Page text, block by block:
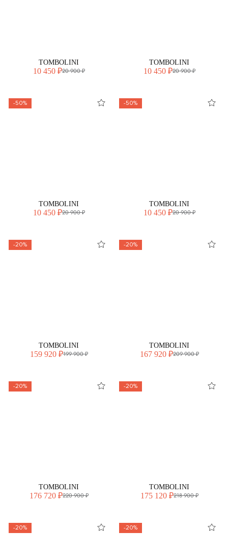
TOMBOLINI
10 450 ₽20 900 ₽
TOMBOLINI
10 450 ₽20 900 ₽
-50%
TOMBOLINI
10 450 ₽20 900 ₽
-50%
TOMBOLINI
10 450 ₽20 900 ₽
-20%
TOMBOLINI
159 920 ₽199 900 ₽
-20%
TOMBOLINI
167 920 ₽209 900 ₽
-20%
TOMBOLINI
176 720 ₽220 900 ₽
-20%
TOMBOLINI
175 120 ₽218 900 ₽
-20% -20%